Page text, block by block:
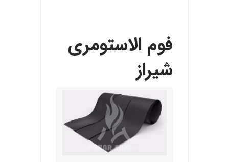
فوم الاستومری
شیراز